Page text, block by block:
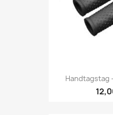
Handtagstag